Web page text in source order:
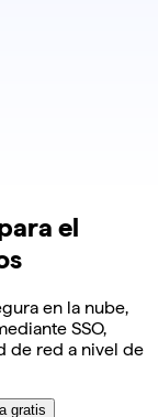
el
en la nube,
SSO,
de red a nivel de
gratis